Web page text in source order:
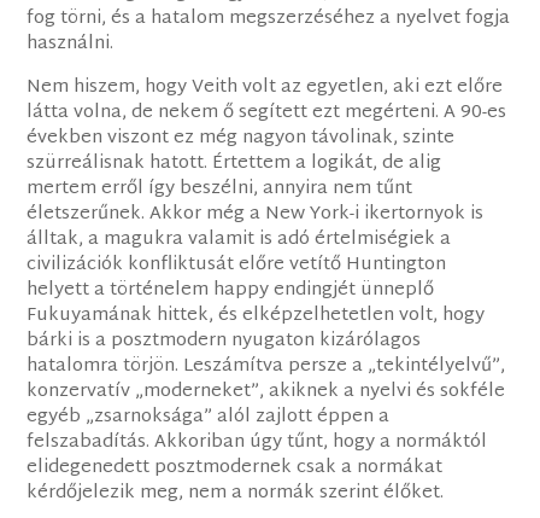
fog törni, és a hatalom megszerzéséhez a nyelvet fogja
használni.
Nem hiszem, hogy Veith volt az egyetlen, aki ezt előre
látta volna, de nekem ő segített ezt megérteni. A 90-es
években viszont ez még nagyon távolinak, szinte
szürreálisnak hatott. Értettem a logikát, de alig
mertem erről így beszélni, annyira nem tűnt
életszerűnek. Akkor még a New York-i ikertornyok is
álltak, a magukra valamit is adó értelmiségiek a
civilizációk konfliktusát előre vetítő Huntington
helyett a történelem happy endingjét ünneplő
Fukuyamának hittek, és elképzelhetetlen volt, hogy
bárki is a posztmodern nyugaton kizárólagos
hatalomra törjön. Leszámítva persze a „tekintélyelvű”,
konzervatív „moderneket”, akiknek a nyelvi és sokféle
egyéb „zsarnoksága” alól zajlott éppen a
felszabadítás. Akkoriban úgy tűnt, hogy a normáktól
elidegenedett posztmodernek csak a normákat
kérdőjelezik meg, nem a normák szerint élőket.